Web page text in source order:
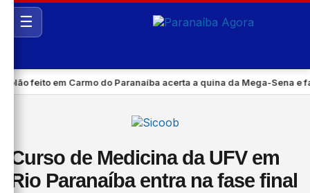
☰
feito em Carmo do Paranaíba acerta a quina da Mega-Sena e
Curso de Medicina da UFV em
Rio Paranaíba entra na fase final